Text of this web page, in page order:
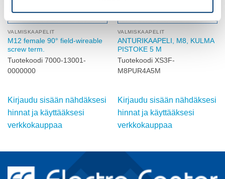
VALMISKAAPELIT
M12 female 90° field-wireable
screw term.
Tuotekoodi 7000-13001-
0000000
Kirjaudu sisään nähdäksesi
hinnat ja käyttääksesi
verkkokauppaa
VALMISKAAPELIT
ANTURIKAAPELI, M8, KULMA
PISTOKE 5 M
Tuotekoodi XS3F-
M8PUR4A5M
Kirjaudu sisään nähdäksesi
hinnat ja käyttääksesi
verkkokauppaa